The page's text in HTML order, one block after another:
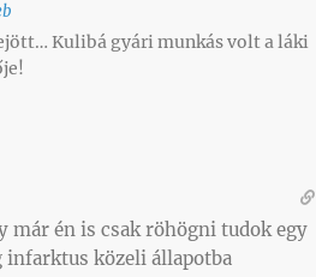
Kulibá gyári munkás volt a láki
már én is csak röhögni tudok egy
infarktus közeli állapotba